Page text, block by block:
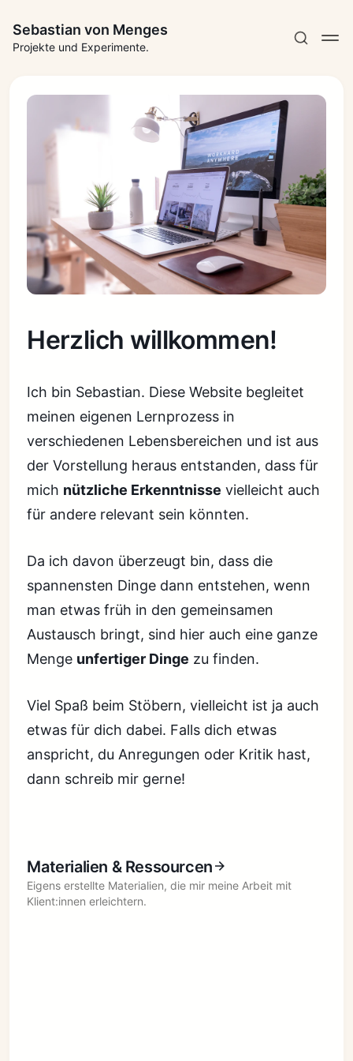
Sebastian von Menges
Projekte und Experimente.
Herzlich willkommen!
Ich bin Sebastian. Diese Website begleitet
meinen eigenen Lernprozess in
verschiedenen Lebensbereichen und ist aus
der Vorstellung heraus entstanden, dass für
mich nützliche Erkenntnisse vielleicht auch
für andere relevant sein könnten.
Da ich davon überzeugt bin, dass die
spannensten Dinge dann entstehen, wenn
man etwas früh in den gemeinsamen
Austausch bringt, sind hier auch eine ganze
Menge unfertiger Dinge zu finden.
Viel Spaß beim Stöbern, vielleicht ist ja auch
etwas für dich dabei. Falls dich etwas
anspricht, du Anregungen oder Kritik hast,
dann schreib mir gerne!
Materialien & Ressourcen
Eigens erstellte Materialien, die mir meine Arbeit mit
Klient:innen erleichtern.